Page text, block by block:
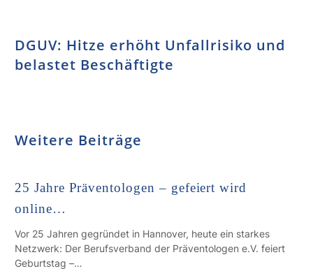
DGUV: Hitze erhöht Unfallrisiko und
belastet Beschäftigte
Weitere Beiträge
25 Jahre Präventologen – gefeiert wird
online…
Vor 25 Jahren gegründet in Hannover, heute ein starkes
Netzwerk: Der Berufsverband der Präventologen e.V. feiert
Geburtstag –…